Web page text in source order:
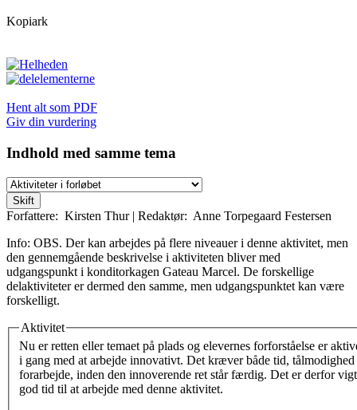
Kopiark
Hent alt som PDF
Giv din vurdering
Indhold med samme tema
Forfattere: Kirsten Thur | Redaktør: Anne Torpegaard Festersen
Info: OBS. Der kan arbejdes på flere niveauer i denne aktivitet, men
den gennemgående beskrivelse i aktiviteten bliver med
udgangspunkt i konditorkagen Gateau Marcel. De forskellige
delaktiviteter er dermed den samme, men udgangspunktet kan være
forskelligt.
Vertikale faneblade
Aktivitet
Nu er retten eller temaet på plads og elevernes forforståelse er
i gang med at arbejde innovativt. Det kræver både tid,
forarbejde, inden den innoverende ret står færdig. Det er derfor
god tid til at arbejde med denne aktivitet.